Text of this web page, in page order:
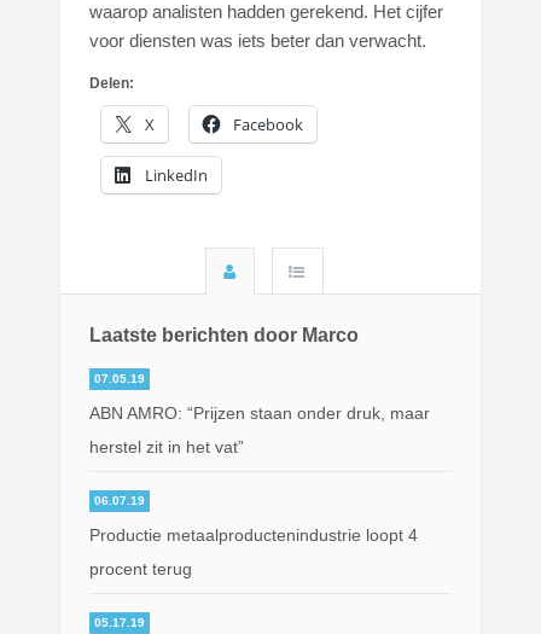
waarop analisten hadden gerekend. Het cijfer
voor diensten was iets beter dan verwacht.
Delen:
X Facebook
LinkedIn
Laatste berichten door Marco
07.05.19
ABN AMRO: “Prijzen staan onder druk, maar
herstel zit in het vat”
06.07.19
Productie metaalproductenindustrie loopt 4
procent terug
05.17.19